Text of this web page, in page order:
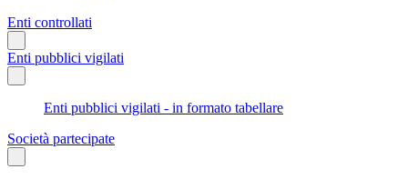
Enti controllati
Enti pubblici vigilati
Enti pubblici vigilati - in formato tabellare
Società partecipate